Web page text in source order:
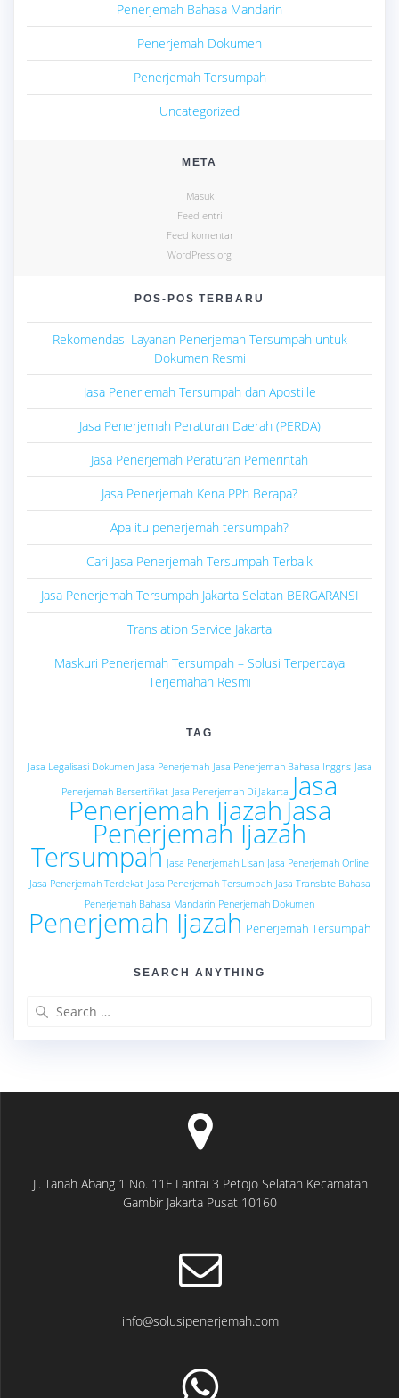
Penerjemah Bahasa Mandarin
Penerjemah Dokumen
Penerjemah Tersumpah
Uncategorized
META
Masuk
Feed entri
Feed komentar
WordPress.org
POS-POS TERBARU
Rekomendasi Layanan Penerjemah Tersumpah untuk
Dokumen Resmi
Jasa Penerjemah Tersumpah dan Apostille
Jasa Penerjemah Peraturan Daerah (PERDA)
Jasa Penerjemah Peraturan Pemerintah
Jasa Penerjemah Kena PPh Berapa?
Apa itu penerjemah tersumpah?
Cari Jasa Penerjemah Tersumpah Terbaik
Jasa Penerjemah Tersumpah Jakarta Selatan BERGARANSI
Translation Service Jakarta
Maskuri Penerjemah Tersumpah – Solusi Terpercaya
Terjemahan Resmi
TAG
Jasa Legalisasi Dokumen Jasa Penerjemah Jasa Penerjemah Bahasa Inggris Jasa
Penerjemah Bersertifikat Jasa Penerjemah Di Jakarta Jasa
Penerjemah Ijazah Jasa
Penerjemah Ijazah
Tersumpah Jasa Penerjemah Lisan Jasa Penerjemah Online
Jasa Penerjemah Terdekat Jasa Penerjemah Tersumpah Jasa Translate Bahasa
Penerjemah Bahasa Mandarin Penerjemah Dokumen
Penerjemah Ijazah Penerjemah Tersumpah
SEARCH ANYTHING
Jl. Tanah Abang 1 No. 11F Lantai 3 Petojo Selatan Kecamatan
Gambir Jakarta Pusat 10160
info@solusipenerjemah.com